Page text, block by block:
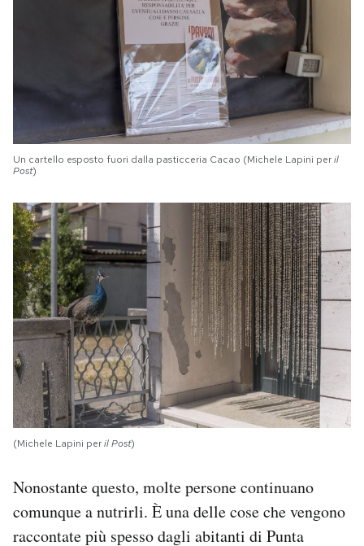
Un cartello esposto fuori dalla pasticceria Cacao (Michele Lapini peril
Post)
(Michele Lapini peril Post)
Nonostante questo, molte persone continuano
comunque a nutrirli. È una delle cose che vengono
raccontate più spesso dagli abitanti di Punta